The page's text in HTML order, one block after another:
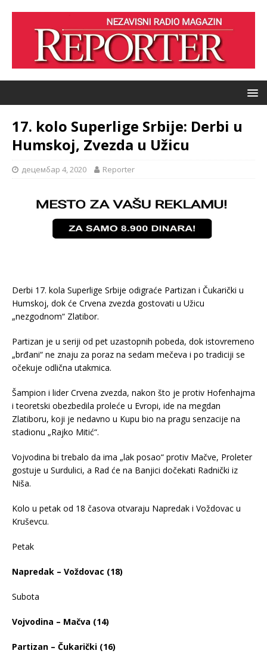
17. kolo Superlige Srbije: Derbi u
Humskoj, Zvezda u Užicu
децембар 4, 2020 Reporter
Derbi 17. kola Superlige Srbije odigraće Partizan i Čukarički u
Humskoj, dok će Crvena zvezda gostovati u Užicu
„nezgodnom“ Zlatibor.
Partizan je u seriji od pet uzastopnih pobeda, dok istovremeno
„brđani“ ne znaju za poraz na sedam mečeva i po tradiciji se
očekuje odlična utakmica.
Šampion i lider Crvena zvezda, nakon što je protiv Hofenhajma
i teoretski obezbedila proleće u Evropi, ide na megdan
Zlatiboru, koji je nedavno u Kupu bio na pragu senzacije na
stadionu „Rajko Mitić“.
Vojvodina bi trebalo da ima „lak posao“ protiv Mačve, Proleter
gostuje u Surdulici, a Rad će na Banjici dočekati Radnički iz
Niša.
Kolo u petak od 18 časova otvaraju Napredak i Voždovac u
Kruševcu.
Petak
Napredak – Voždovac (18)
Subota
Vojvodina – Mačva (14)
Partizan – Čukarički (16)